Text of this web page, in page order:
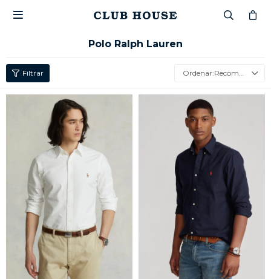

Polo Ralph Lauren
Recomendados